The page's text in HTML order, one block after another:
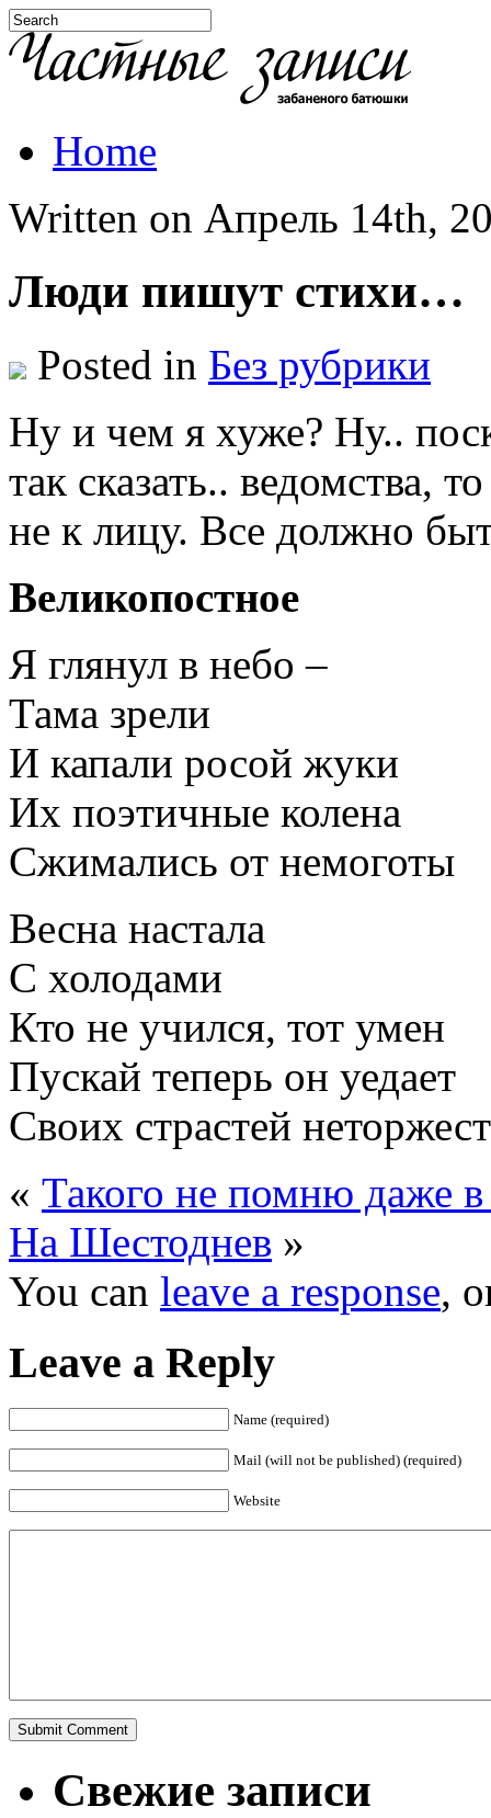
Home
Written on Апрель 14th,
Люди пишут стихи…
Posted in Без рубрики
Ну и чем я хуже? Ну..
так сказать.. ведомства,
не к лицу. Все должно
Великопостное
Я глянул в небо –
Тама зрели
И капали росой жуки
Их поэтичные колена
Сжимались от немоготы
Весна настала
С холодами
Кто не учился, тот умен
Пускай теперь он уедает
Своих страстей
« Такого не помню даже
На Шестоднев »
You can leave a response,
Leave a Reply
Name (required)
Mail (will not be published) (required)
Website
Свежие записи